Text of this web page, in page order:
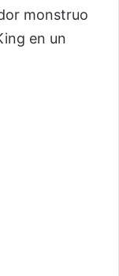
monstruo
en un